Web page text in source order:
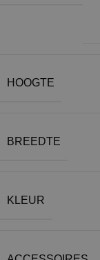
HOOGTE
BREEDTE
KLEUR